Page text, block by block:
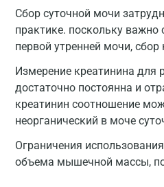
Сбор суточной мочи
практике. поскольку важно
первой утренней мочи,
Измерение креатинина для
достаточно постоянна и
креатинин соотношение
неорганический в моче
Ограничения
объема мышечной массы,